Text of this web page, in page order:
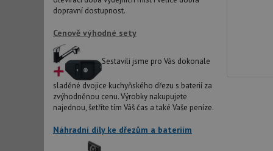
dopravní dostupnost.
Cenově výhodné sety
Sestavili jsme pro Vás dokonale
sladěné dvojice kuchyňského dřezu s baterií za
zvýhodněnou cenu. Výrobky nakupujete
najednou, šetříte tím Váš čas a také Vaše peníze.
Náhradní díly ke dřezům a bateriím